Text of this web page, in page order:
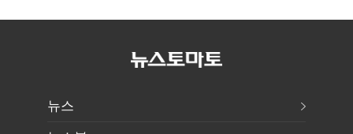
인상·격려금
커스터디 사업
글로벌 확장 가속
뉴스